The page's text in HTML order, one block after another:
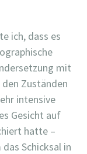
ich, dass es
mit
Zuständen
intensive
Gesicht auf
hatte –
Schicksal in